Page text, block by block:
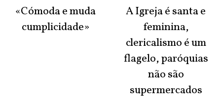
«Cómoda e muda
cumplicidade»
A Igreja é santa e
feminina,
clericalismo é um
flagelo, paróquias
não são
supermercados